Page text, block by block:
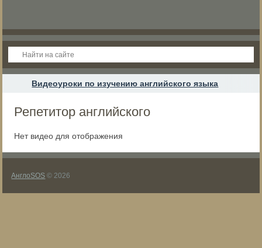
Видеоуроки по изучению английского языка
Репетитор английского
Нет видео для отображения
АнглоSOS © 2026